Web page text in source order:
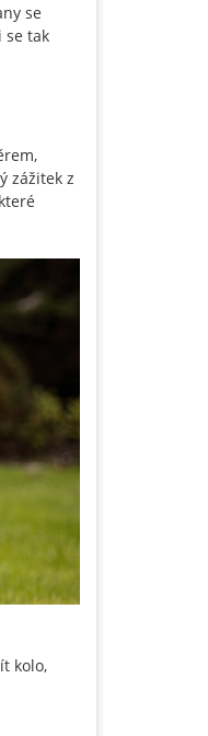
se
se tak
zážitek z
kolo,